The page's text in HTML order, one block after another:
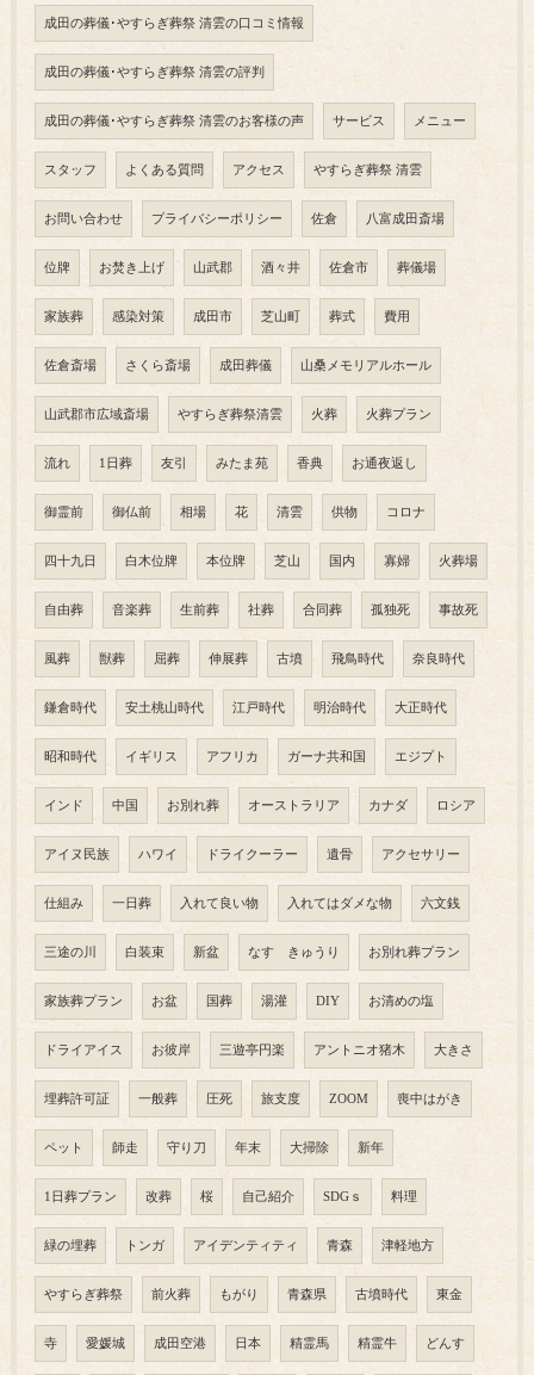
成田の葬儀･やすらぎ葬祭 清雲の口コミ情報
成田の葬儀･やすらぎ葬祭 清雲の評判
成田の葬儀･やすらぎ葬祭 清雲のお客様の声 サービス メニュー
スタッフ よくある質問 アクセス やすらぎ葬祭 清雲
お問い合わせ プライバシーポリシー 佐倉 八富成田斎場
位牌 お焚き上げ 山武郡 酒々井 佐倉市 葬儀場
家族葬 感染対策 成田市 芝山町 葬式 費用
佐倉斎場 さくら斎場 成田葬儀 山桑メモリアルホール
山武郡市広域斎場 やすらぎ葬祭清雲 火葬 火葬プラン
流れ 1日葬 友引 みたま苑 香典 お通夜返し
御霊前 御仏前 相場 花 清雲 供物 コロナ
四十九日 白木位牌 本位牌 芝山 国内 寡婦 火葬場
自由葬 音楽葬 生前葬 社葬 合同葬 孤独死 事故死
風葬 獣葬 屈葬 伸展葬 古墳 飛鳥時代 奈良時代
鎌倉時代 安土桃山時代 江戸時代 明治時代 大正時代
昭和時代 イギリス アフリカ ガーナ共和国 エジプト
インド 中国 お別れ葬 オーストラリア カナダ ロシア
アイヌ民族 ハワイ ドライクーラー 遺骨 アクセサリー
仕組み 一日葬 入れて良い物 入れてはダメな物 六文銭
三途の川 白装束 新盆 なす きゅうり お別れ葬プラン
家族葬プラン お盆 国葬 湯灌 DIY お清めの塩
ドライアイス お彼岸 三遊亭円楽 アントニオ猪木 大きさ
埋葬許可証 一般葬 圧死 旅支度 ZOOM 喪中はがき
ペット 師走 守り刀 年末 大掃除 新年
1日葬プラン 改葬 桜 自己紹介 SDGｓ 料理
緑の埋葬 トンガ アイデンティティ 青森 津軽地方
やすらぎ葬祭 前火葬 もがり 青森県 古墳時代 東金
寺 愛媛城 成田空港 日本 精霊馬 精霊牛 どんす